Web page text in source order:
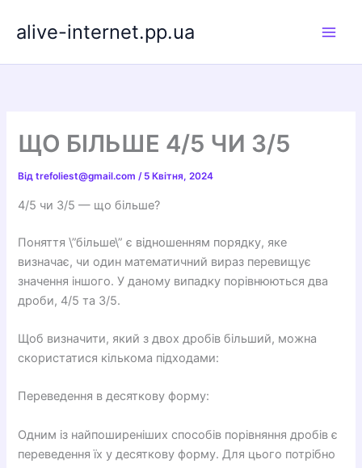
alive-internet.pp.ua
ЩО БІЛЬШЕ 4/5 ЧИ 3/5
Відtrefoliest@gmail.com/ 5 Квітня, 2024
4/5 чи 3/5 — що більше?
Поняття \”більше\” є відношенням порядку, яке
визначає, чи один математичний вираз перевищує
значення іншого. У даному випадку порівнюються два
дроби, 4/5 та 3/5.
Щоб визначити, який з двох дробів більший, можна
скористатися кількома підходами:
Переведення в десяткову форму:
Одним із найпоширеніших способів порівняння дробів є
переведення їх у десяткову форму. Для цього потрібно